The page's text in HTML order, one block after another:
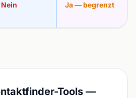
Nein Ja — begrenzt
Tools —